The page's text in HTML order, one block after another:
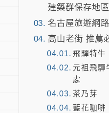
建築群保存地區
名古屋旅遊網
高山老街 推薦
飛驒特牛
元祖飛驒
處
茶乃芽
藍花咖啡